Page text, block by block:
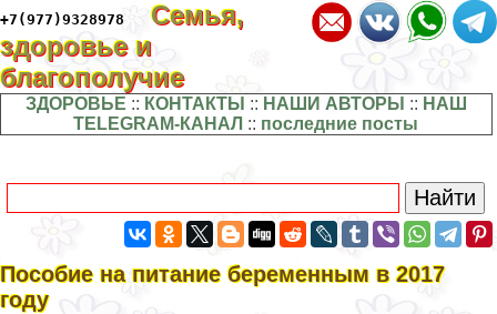
+7(977)9328978
Семья,
здоровье и
благополучие
ЗДОРОВЬЕ :: КОНТАКТЫ :: НАШИ АВТОРЫ :: НАШ
TELEGRAM-КАНАЛ :: последние посты
Пособие на питание беременным в 2017
году